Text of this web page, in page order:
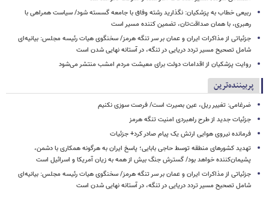
ربیعی خطاب به پزشکیان: نگذارید رشته وفاق با جامعه گسسته شود/ سیاست همراهی با
رهبری، با همان صداقت‌تان، تضمین کننده مسیر است
جزئیاتی از مذاکرات ایران و عمان بر سر تنگه هرمز/ سخنگوی هیات رئیسه مجلس: بیانیه‌ای
شامل تصحیح مسیر تردد دریایی در تنگه، در آستانه نهایی شدن است
روایت پزشکیان از اقدامات دولت برای معیشت مردم امشب منتشر می‌شود
پربیننده‌ترین
ضرغامی: تغییر ریل، عین بصیرت است/ فرصت سوزی نکنیم
جزئیات جدید از طرح راهبردی امنیت تنگه هرمز
فرمانده نیروی هوایی ارتش یک پیام صادر کرد+ جزئیات
تهدید کشورهای منطقه توسط حاجی بابایی؛ پاسخ ایران به هرگونه همکاری با دشمن،
پشیمان‌کننده خواهد بود/ گسترش جنگ بیش از همه به زیان آمریکا و اسرائیل است
جزئیاتی از مذاکرات ایران و عمان بر سر تنگه هرمز/ سخنگوی هیات رئیسه مجلس: بیانیه‌ای
شامل تصحیح مسیر تردد دریایی در تنگه، در آستانه نهایی شدن است